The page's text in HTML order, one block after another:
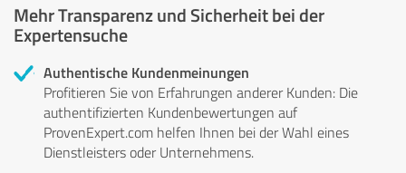
Mehr Transparenz und Sicherheit bei der
Expertensuche
Authentische Kundenmeinungen
Profitieren Sie von Erfahrungen anderer Kunden: Die
authentifizierten Kundenbewertungen auf
ProvenExpert.com helfen Ihnen bei der Wahl eines
Dienstleisters oder Unternehmens.